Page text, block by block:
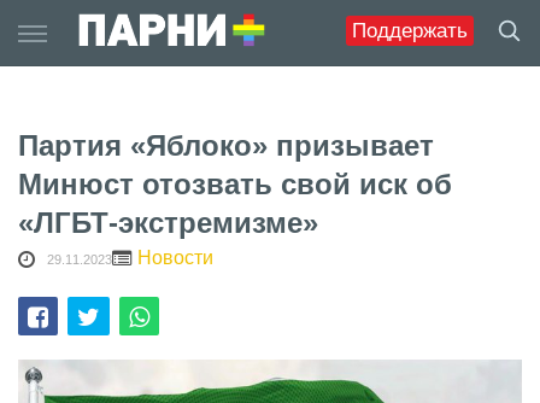
Поддержать
to
content
Партия «Яблоко» призывает
Минюст отозвать свой иск об
«ЛГБТ-экстремизме»
29.11.2023 Новости